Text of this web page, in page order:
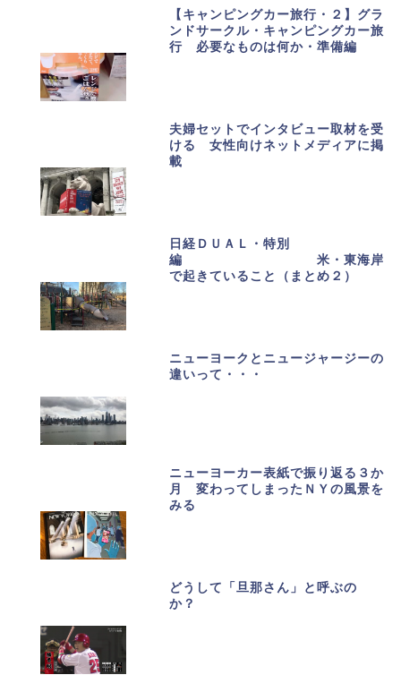
【キャンピングカー旅行・２】グラ
ンドサークル・キャンピングカー旅
行 必要なものは何か・準備編
夫婦セットでインタビュー取材を受
ける 女性向けネットメディアに掲
載
日経ＤＵＡＬ・特別
編 米・東海岸
で起きていること（まとめ２）
ニューヨークとニュージャージーの
違いって・・・
ニューヨーカー表紙で振り返る３か
月 変わってしまったＮＹの風景を
みる
どうして「旦那さん」と呼ぶの
か？